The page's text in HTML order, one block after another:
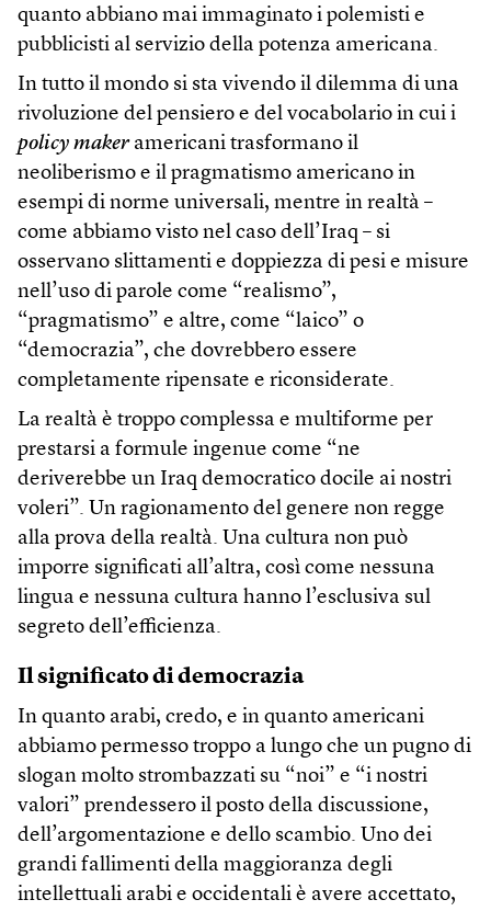
quanto abbiano mai immaginato i polemisti e
pubblicisti al servizio della potenza americana.
In tutto il mondo si sta vivendo il dilemma di una
rivoluzione del pensiero e del vocabolario in cui i
policy makeramericani trasformano il
neoliberismo e il pragmatismo americano in
esempi di norme universali, mentre in realtà –
come abbiamo visto nel caso dell’Iraq – si
osservano slittamenti e doppiezza di pesi e misure
nell’uso di parole come “realismo”,
“pragmatismo” e altre, come “laico” o
“democrazia”, che dovrebbero essere
completamente ripensate e riconsiderate.
La realtà è troppo complessa e multiforme per
prestarsi a formule ingenue come “ne
deriverebbe un Iraq democratico docile ai nostri
voleri”. Un ragionamento del genere non regge
alla prova della realtà. Una cultura non può
imporre significati all’altra, così come nessuna
lingua e nessuna cultura hanno l’esclusiva sul
segreto dell’efficienza.
Il significato di democrazia
In quanto arabi, credo, e in quanto americani
abbiamo permesso troppo a lungo che un pugno di
slogan molto strombazzati su “noi” e “i nostri
valori” prendessero il posto della discussione,
dell’argomentazione e dello scambio. Uno dei
grandi fallimenti della maggioranza degli
intellettuali arabi e occidentali è avere accettato,